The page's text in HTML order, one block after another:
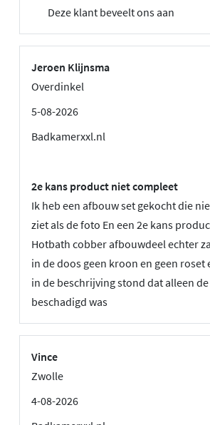
Deze klant beveelt ons aan
Jeroen Klijnsma
Overdinkel
5-08-2026
Badkamerxxl.nl
2e kans product niet compleet
Ik heb een afbouw set gekocht die
ziet als de foto En een 2e kans
Hotbath cobber afbouwdeel echter
in de doos geen kroon en geen roset
in de beschrijving stond dat alleen
beschadigd was
Vince
Zwolle
4-08-2026